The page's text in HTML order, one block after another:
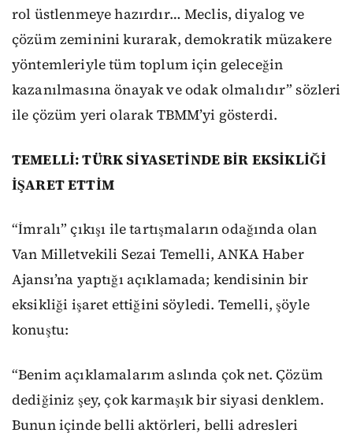
rol üstlenmeye hazırdır… Meclis, diyalog ve
çözüm zeminini kurarak, demokratik müzakere
yöntemleriyle tüm toplum için geleceğin
kazanılmasına önayak ve odak olmalıdır” sözleri
ile çözüm yeri olarak TBMM’yi gösterdi.
TEMELLİ: TÜRK SİYASETİNDE BİR EKSİKLİĞİ
İŞARET ETTİM
“İmralı” çıkışı ile tartışmaların odağında olan
Van Milletvekili Sezai Temelli, ANKA Haber
Ajansı’na yaptığı açıklamada; kendisinin bir
eksikliği işaret ettiğini söyledi. Temelli, şöyle
konuştu:
“Benim açıklamalarım aslında çok net. Çözüm
dediğiniz şey, çok karmaşık bir siyasi denklem.
Bunun içinde belli aktörleri, belli adresleri